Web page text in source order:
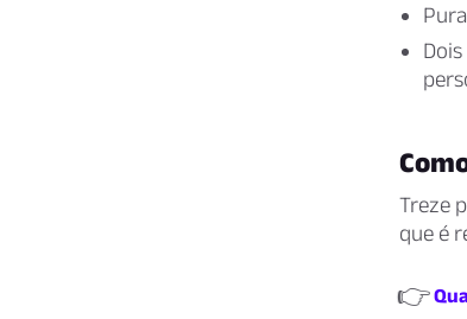
Treze
que é
👉